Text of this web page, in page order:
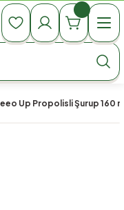
Kargo
Up Propolisli Şurup 160